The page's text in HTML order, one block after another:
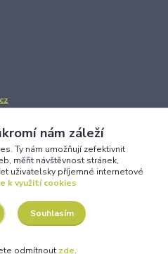
cookies.
nám záleží
Ty nám umožňují zefektivnit
měřit návštěvnost stránek,
uživatelsky příjemné internetové
k využití cookies
Souhlasím
odmítnout zde.